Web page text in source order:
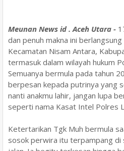
Meunan News id . Aceh Utara -
dan penuh makna ini
Kecamatan Nisam Antara,
termasuk dalam wilayah hukum
Semuanya bermula pada tahun
berpesan kepada putrinya yang
nanti anakmu lahir, jangan lupa
seperti nama Kasat Intel Polres
Ketertarikan Tgk Muh bermula
sosok perwira itu terpampang di